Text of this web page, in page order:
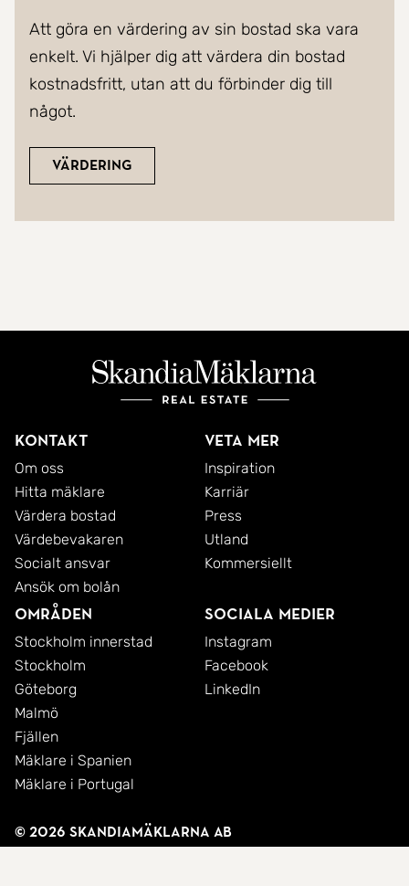
Att göra en värdering av sin bostad ska vara
enkelt. Vi hjälper dig att värdera din bostad
kostnadsfritt, utan att du förbinder dig till
något.
Värdering
Kontakt
Om oss
Hitta mäklare
Värdera bostad
Värdebevakaren
Socialt ansvar
Ansök om bolån
Veta mer
Inspiration
Karriär
Press
Utland
Kommersiellt
Områden
Stockholm innerstad
Stockholm
Göteborg
Malmö
Fjällen
Mäklare i Spanien
Mäklare i Portugal
Sociala medier
Instagram
Facebook
LinkedIn
© 2026 SkandiaMäklarna AB